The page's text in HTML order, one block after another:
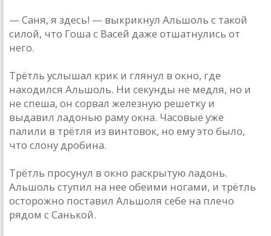
— Саня, я здесь! — выкрикнул Альшоль с такой
силой, что Гоша с Васей даже отшатнулись от
него.
Трётль услышал крик и глянул в окно, где
находился Альшоль. Ни секунды не медля, но и
не спеша, он сорвал железную решетку и
выдавил ладонью раму окна. Часовые уже
палили в трётля из винтовок, но ему это было,
что слону дробина.
Трётль просунул в окно раскрытую ладонь.
Альшоль ступил на нее обеими ногами, и трётль
осторожно поставил Альшоля себе на плечо
рядом с Санькой.